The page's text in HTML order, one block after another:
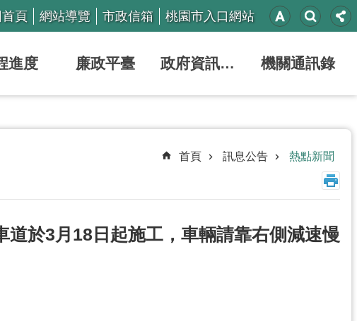
首頁 網站導覽 市政信箱 桃園市入口網站
進度 廉政平臺 政府資訊公開 機關通訊錄
首頁 訊息公告 熱點新聞
於3月18日起施工，車輛請靠右側減速慢